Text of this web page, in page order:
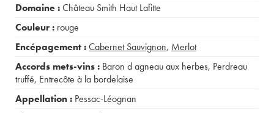
Domaine :Château Smith Haut Lafitte
Couleur : rouge
Encépagement :Cabernet Sauvignon, Merlot
Accords mets-vins : Baron d agneau aux herbes, Perdreau
truffé, Entrecôte à la bordelaise
Appellation : Pessac-Léognan